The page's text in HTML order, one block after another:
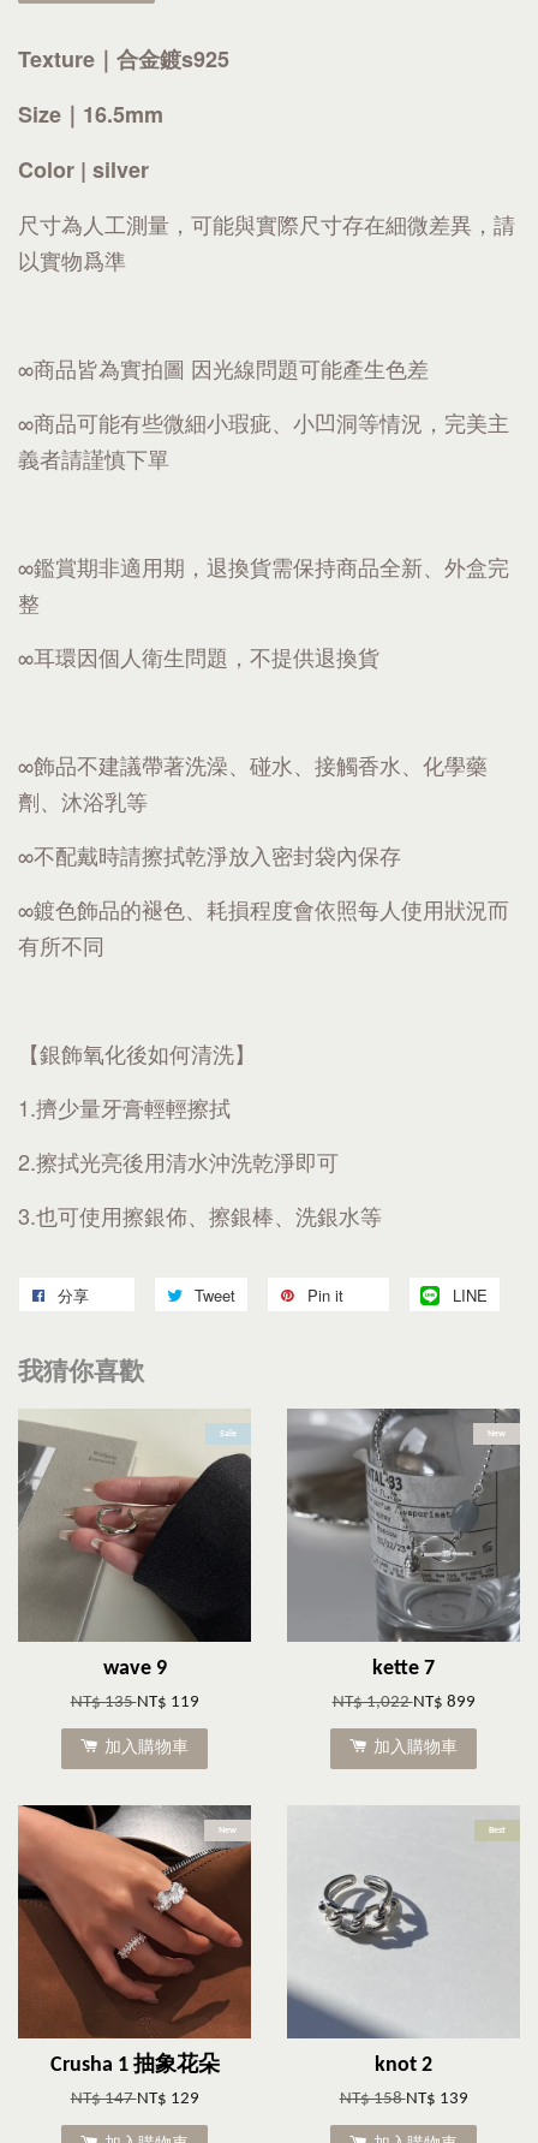
Texture｜合金鍍s925
Size｜16.5mm
Color | silver
尺寸為人工測量，可能與實際尺寸存在細微差異，請
以實物爲準
∞商品皆為實拍圖 因光線問題可能產生色差
∞商品可能有些微細小瑕疵、小凹洞等情況，完美主
義者請謹慎下單
∞鑑賞期非適用期，退換貨需保持商品全新、外盒完
整
∞耳環因個人衛生問題，不提供退換貨
∞飾品不建議帶著洗澡、碰水、接觸香水、化學藥
劑、沐浴乳等
∞不配戴時請擦拭乾淨放入密封袋內保存
∞鍍色飾品的褪色、耗損程度會依照每人使用狀況而
有所不同
【銀飾氧化後如何清洗】
1.擠少量牙膏輕輕擦拭
2.擦拭光亮後用清水沖洗乾淨即可
3.也可使用擦銀佈、擦銀棒、洗銀水等
分享 Tweet Pin it LINE
我猜你喜歡
Sale
wave 9
NT$ 135NT$ 119
加入購物車
New
kette 7
NT$ 1,022NT$ 899
加入購物車
New
Crusha 1 抽象花朵
NT$ 147NT$ 129
Best
knot 2
NT$ 158NT$ 139